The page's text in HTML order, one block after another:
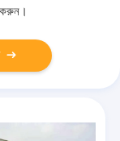
করুন।